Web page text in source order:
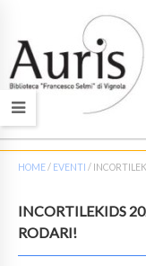
HOME/ EVENTI /
INCORTILEKIDS
RODARI!